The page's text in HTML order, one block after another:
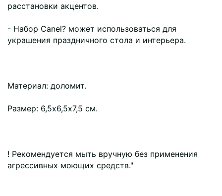
расстановки акцентов.
- Набор Canel? может использоваться для
украшения праздничного стола и интерьера.
Материал: доломит.
Размер: 6,5х6,5х7,5 см.
! Рекомендуется мыть вручную без применения
агрессивных моющих средств."